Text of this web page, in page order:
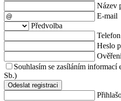
Název
E-mail
Předvolba
Telefon
Heslo
Souhlasím se zasíláním
Sb.)
Odeslat registraci